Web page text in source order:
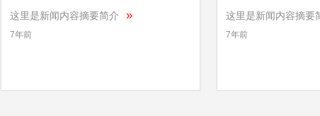
这里是新闻内容摘要简介 »
7年前
这里是新闻内容摘要
7年前